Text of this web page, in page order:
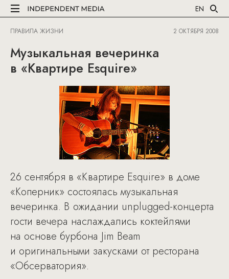
EN
ПРАВИЛА ЖИЗНИ 2 ОКТЯБРЯ 2008
Музыкальная вечеринка
в «Квартире Esquire»
26 сентября в «Квартире Esquire» в доме
«Коперник» состоялась музыкальная
вечеринка. В ожидании unplugged-концерта
гости вечера наслаждались коктейлями
на основе бурбона Jim Beam
и оригинальными закусками от ресторана
«Обсерватория».